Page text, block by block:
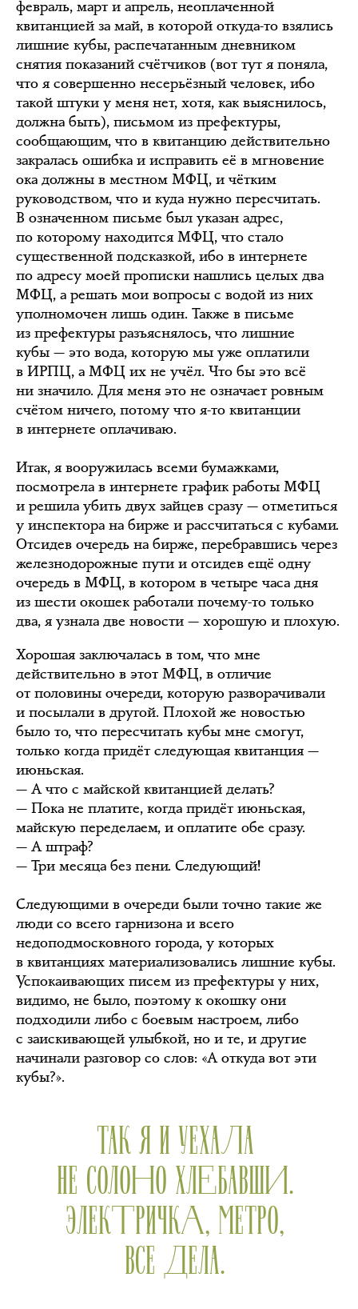
февраль, март и апрель, неоплаченной
квитанцией за май, в которой откуда-то взялись
лишние кубы, распечатанным дневником
снятия показаний счётчиков (вот тут я поняла,
что я совершенно несерьёзный человек, ибо
такой штуки у меня нет, хотя, как выяснилось,
должна быть), письмом из префектуры,
сообщающим, что в квитанцию действительно
закралась ошибка и исправить её в мгновение
ока должны в местном МФЦ, и чётким
руководством, что и куда нужно пересчитать.
В означенном письме был указан адрес,
по которому находится МФЦ, что стало
существенной подсказкой, ибо в интернете
по адресу моей прописки нашлись целых два
МФЦ, а решать мои вопросы с водой из них
уполномочен лишь один. Также в письме
из префектуры разъяснялось, что лишние
кубы — это вода, которую мы уже оплатили
в ИРПЦ, а МФЦ их не учёл. Что бы это всё
ни значило. Для меня это не означает ровным
счётом ничего, потому что я-то квитанции
в интернете оплачиваю.
Итак, я вооружилась всеми бумажками,
посмотрела в интернете график работы МФЦ
и решила убить двух зайцев сразу — отметиться
у инспектора на бирже и рассчитаться с кубами.
Отсидев очередь на бирже, перебравшись через
железнодорожные пути и отсидев ещё одну
очередь в МФЦ, в котором в четыре часа дня
из шести окошек работали почему-то только
два, я узнала две новости — хорошую и плохую.
Хорошая заключалась в том, что мне
действительно в этот МФЦ, в отличие
от половины очереди, которую разворачивали
и посылали в другой. Плохой же новостью
было то, что пересчитать кубы мне смогут,
только когда придёт следующая квитанция —
июньская.
— А что с майской квитанцией делать?
— Пока не платите, когда придёт июньская,
майскую переделаем, и оплатите обе сразу.
— А штраф?
— Три месяца без пени. Следующий!
Следующими в очереди были точно такие же
люди со всего гарнизона и всего
недоподмосковного города, у которых
в квитанциях материализовались лишние кубы.
Успокаивающих писем из префектуры у них,
видимо, не было, поэтому к окошку они
подходили либо с боевым настроем, либо
с заискивающей улыбкой, но и те, и другие
начинали разговор со слов: «А откуда вот эти
кубы?».
ТАК Я И УЕХАЛА
НЕ СОЛОНО ХЛЕБАВШИ.
ЭЛЕКТРИЧКА, МЕТРО,
ВСЕ ДЕЛА.